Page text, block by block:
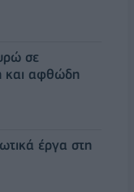
σε
και αφθώδη
έργα στη